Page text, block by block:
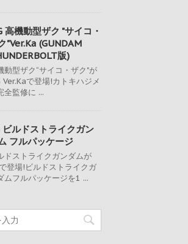
高機動型ザク "サイコ・
"Ver.Ka (GUNDAM
版)
動型ザク“サイコ・ザク"が
Ver.Kaで登場!カトキハジメ
全監修に ...
ビルドストライクガン
フルパッケージ
ドストライクガンダムが
登場!ビルドストライクガ
ムフルパッケージを1 ...